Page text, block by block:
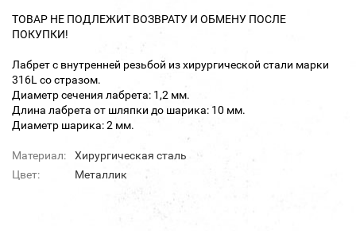
ТОВАР НЕ ПОДЛЕЖИТ ВОЗВРАТУ И ОБМЕНУ ПОСЛЕ
ПОКУПКИ!
Лабрет с внутренней резьбой из хирургической стали марки
316L со стразом.
Диаметр сечения лабрета: 1,2 мм.
Длина лабрета от шляпки до шарика: 10 мм.
Диаметр шарика: 2 мм.
Материал:
Хирургическая сталь
Цвет:
Металлик